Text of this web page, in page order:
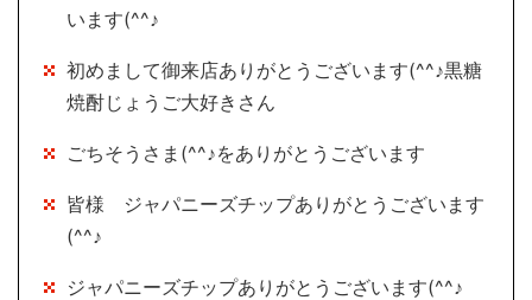
います(^^♪
初めまして御来店ありがとうございます(^^♪黒糖
焼酎じょうご大好きさん
ごちそうさま(^^♪をありがとうございます
皆様 ジャパニーズチップありがとうございます
(^^♪
ジャパニーズチップありがとうございます(^^♪